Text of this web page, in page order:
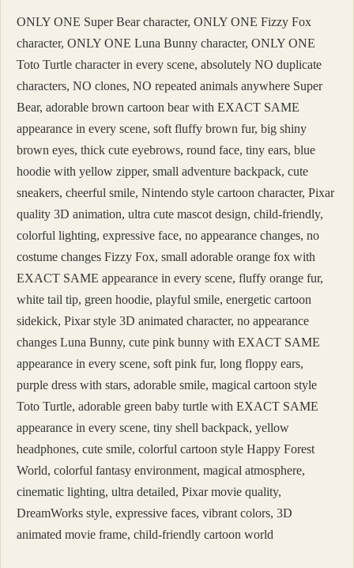
ONLY ONE Super Bear character, ONLY ONE Fizzy Fox
character, ONLY ONE Luna Bunny character, ONLY ONE
Toto Turtle character in every scene, absolutely NO duplicate
characters, NO clones, NO repeated animals anywhere Super
Bear, adorable brown cartoon bear with EXACT SAME
appearance in every scene, soft fluffy brown fur, big shiny
brown eyes, thick cute eyebrows, round face, tiny ears, blue
hoodie with yellow zipper, small adventure backpack, cute
sneakers, cheerful smile, Nintendo style cartoon character, Pixar
quality 3D animation, ultra cute mascot design, child-friendly,
colorful lighting, expressive face, no appearance changes, no
costume changes Fizzy Fox, small adorable orange fox with
EXACT SAME appearance in every scene, fluffy orange fur,
white tail tip, green hoodie, playful smile, energetic cartoon
sidekick, Pixar style 3D animated character, no appearance
changes Luna Bunny, cute pink bunny with EXACT SAME
appearance in every scene, soft pink fur, long floppy ears,
purple dress with stars, adorable smile, magical cartoon style
Toto Turtle, adorable green baby turtle with EXACT SAME
appearance in every scene, tiny shell backpack, yellow
headphones, cute smile, colorful cartoon style Happy Forest
World, colorful fantasy environment, magical atmosphere,
cinematic lighting, ultra detailed, Pixar movie quality,
DreamWorks style, expressive faces, vibrant colors, 3D
animated movie frame, child-friendly cartoon world